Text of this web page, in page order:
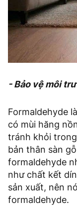
- Bảo vệ môi
Formaldehyde
có mùi hăng
tránh khỏi
bản thân sàn
formaldehyde
như chất kết
sản xuất, nên
formaldehyde.